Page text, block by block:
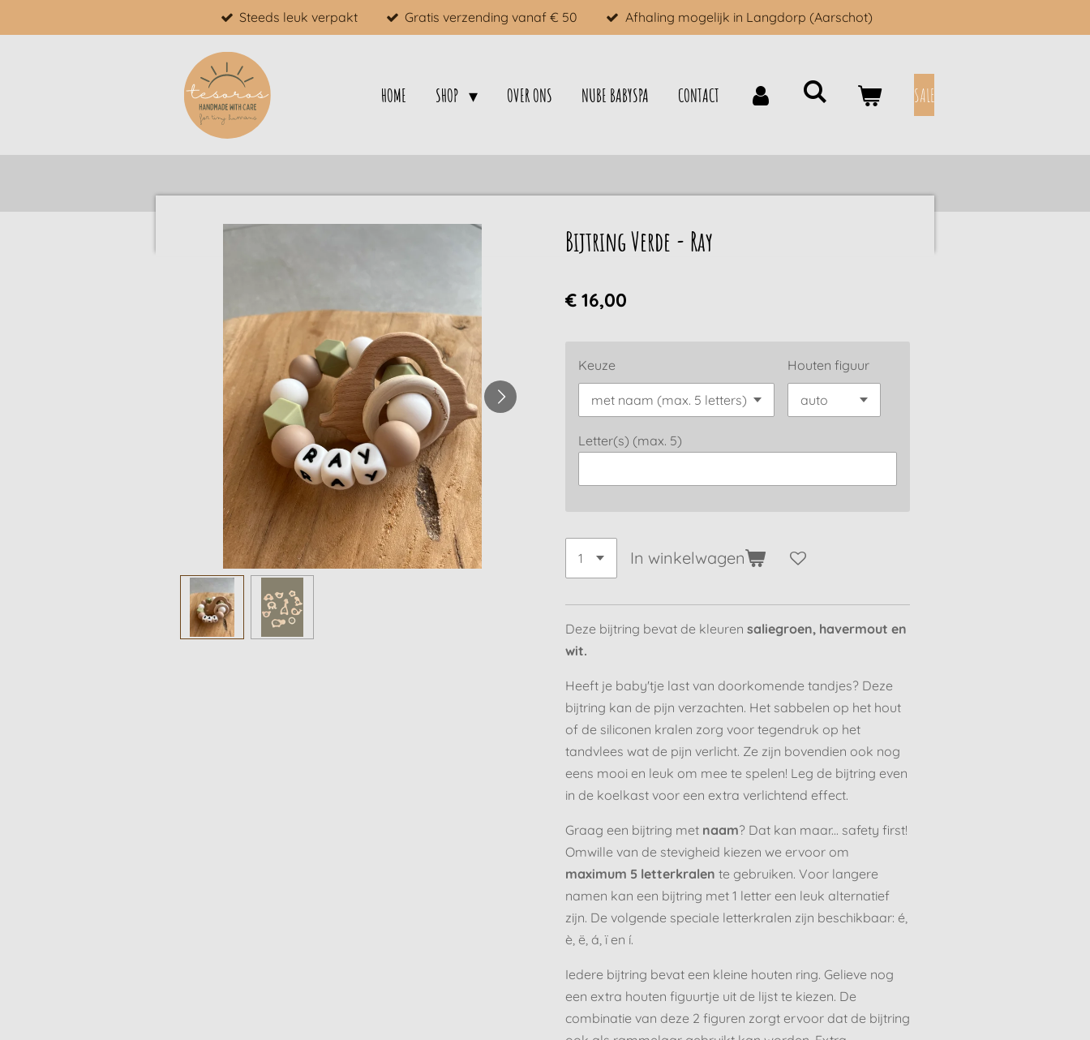
Steeds leuk verpakt Gratis verzending vanaf € 50 Afhaling mogelijk in Langdorp (Aarschot)
HOME SHOP OVER ONS NUBE BABYSPA CONTACT SALE
Bijtring Verde - Ray
€ 16,00
Keuze Houten figuur
Letter(s) (max. 5)
In winkelwagen
Deze bijtring bevat de kleuren saliegroen, havermout en
wit.
Heeft je baby'tje last van doorkomende tandjes? Deze
bijtring kan de pijn verzachten. Het sabbelen op het hout
of de siliconen kralen zorg voor tegendruk op het
tandvlees wat de pijn verlicht. Ze zijn bovendien ook nog
eens mooi en leuk om mee te spelen! Leg de bijtring even
in de koelkast voor een extra verlichtend effect.
Graag een bijtring met naam? Dat kan maar... safety first!
Omwille van de stevigheid kiezen we ervoor om
maximum 5 letterkralen te gebruiken. Voor langere
namen kan een bijtring met 1 letter een leuk alternatief
zijn. De volgende speciale letterkralen zijn beschikbaar: é,
è, ë, á, ï en í.
Iedere bijtring bevat een kleine houten ring. Gelieve nog
een extra houten figuurtje uit de lijst te kiezen. De
combinatie van deze 2 figuren zorgt ervoor dat de bijtring